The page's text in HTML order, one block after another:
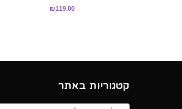
₪119.00
קטגוריות באתר